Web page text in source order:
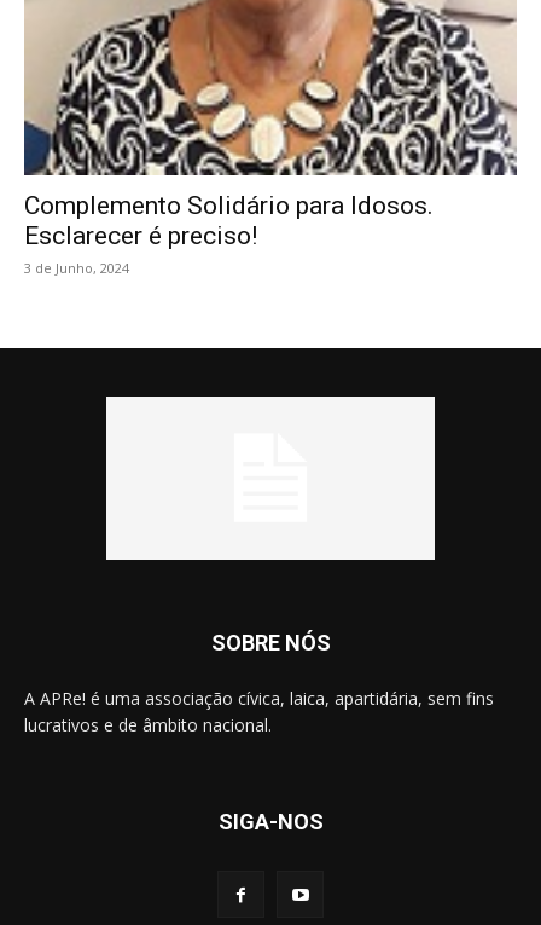
Complemento Solidário para Idosos.
Esclarecer é preciso!
3 de Junho, 2024
SOBRE NÓS
A APRe! é uma associação cívica, laica, apartidária, sem fins
lucrativos e de âmbito nacional.
SIGA-NOS